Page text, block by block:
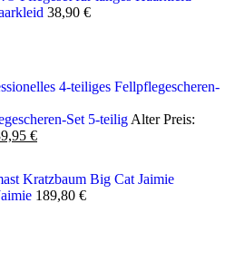
38,90 €
Set 5-teiligAlter Preis:
€Aktueller
39,95 €.
189,80 €